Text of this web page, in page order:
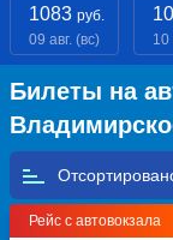
1083 руб.
09 авг. (вс)
10
Билеты на
Рейс с автовокзала